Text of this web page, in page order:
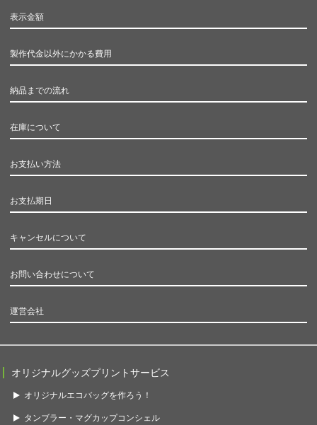
表示金額
製作代金以外にかかる費用
納品までの流れ
在庫について
お支払い方法
お支払期日
キャンセルについて
お問い合わせについて
運営会社
オリジナルグッズプリントサービス
オリジナルエコバッグを作ろう！
タンブラー・マグカップコンシェル